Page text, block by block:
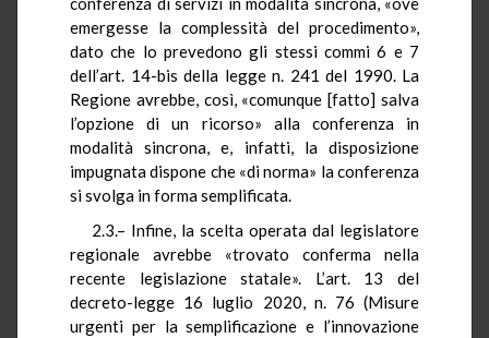
emergesse la complessità del procedimento»,
dato che lo prevedono gli stessi commi 6 e 7
dell’art. 14-bis della legge n. 241 del 1990. La
Regione avrebbe, così, «comunque [fatto] salva
l’opzione di un ricorso» alla conferenza in
modalità sincrona, e, infatti, la disposizione
impugnata dispone che «di norma» la conferenza
si svolga in forma semplificata.
2.3.– Infine, la scelta operata dal legislatore
regionale avrebbe «trovato conferma nella
recente legislazione statale». L’art. 13 del
decreto-legge 16 luglio 2020, n. 76 (Misure
urgenti per la semplificazione e l’innovazione